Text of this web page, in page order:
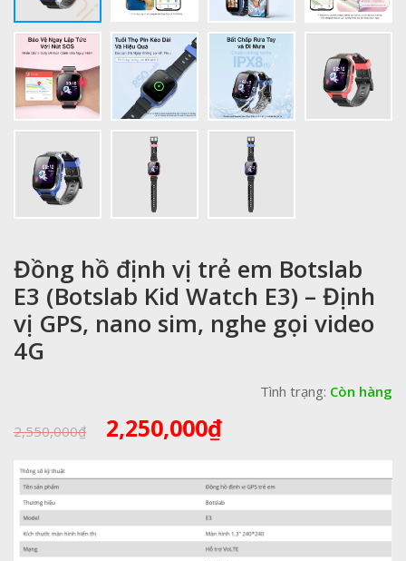
Đồng hồ định vị trẻ em Botslab
E3 (Botslab Kid Watch E3) – Định
vị GPS, nano sim, nghe gọi video
4G
Tình trạng: Còn hàng
2,550,000₫ Giá
gốc
2,550,000₫.
2,250,000₫Giá
là:
2,250,000₫.